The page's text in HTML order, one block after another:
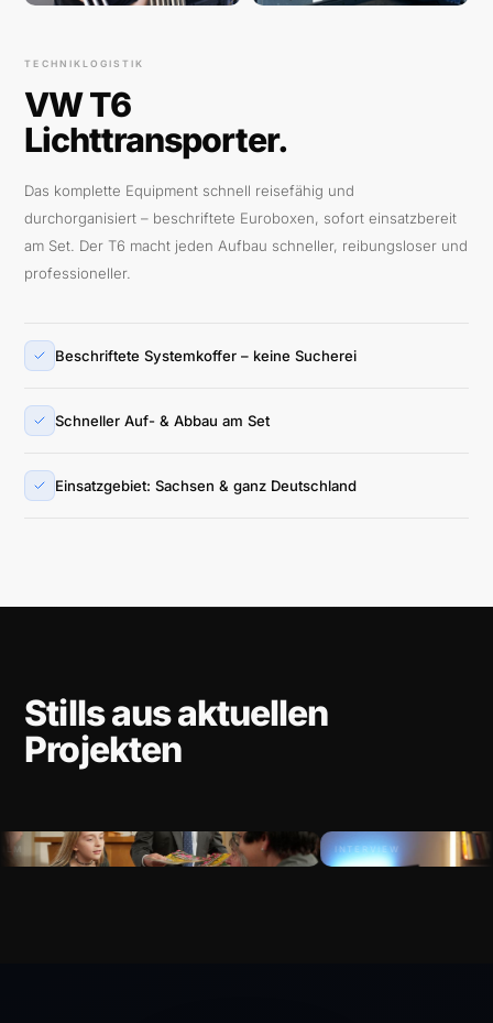
TECHNIKLOGISTIK
VW T6
Lichttransporter.
Das komplette Equipment schnell reisefähig und
durchorganisiert – beschriftete Euroboxen, sofort einsatzbereit
am Set. Der T6 macht jeden Aufbau schneller, reibungsloser und
professioneller.
Beschriftete Systemkoffer – keine Sucherei
Schneller Auf- & Abbau am Set
Einsatzgebiet: Sachsen & ganz Deutschland
Stills aus aktuellen
Projekten
INTERVIEW